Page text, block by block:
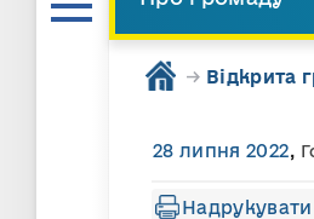
→ Відкрита
28 липня 2022,
Надрукувати